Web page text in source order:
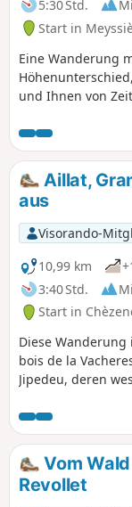
5:30 Std.
Start in
Eine Wanderung
und Ihnen von
Aillat,
aus
Visorando-
10,99 km
3:40 Std.
Start in
Diese Wanderung
bois de la
Jipedeu, deren
Lichtungen und
viele saubere und
jeder Jahreszeit
Vom
Revollet